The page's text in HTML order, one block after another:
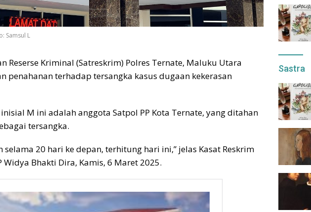
Samsul L
Reserse Kriminal (Satreskrim) Polres Ternate, Maluku Utara
penahanan terhadap tersangka kasus dugaan kekerasan
M ini adalah anggota Satpol PP Kota Ternate, yang ditahan
tersangka.
selama 20 hari ke depan, terhitung hari ini,” jelas Kasat Reskrim
Widya Bhakti Dira, Kamis, 6 Maret 2025.
Sastra